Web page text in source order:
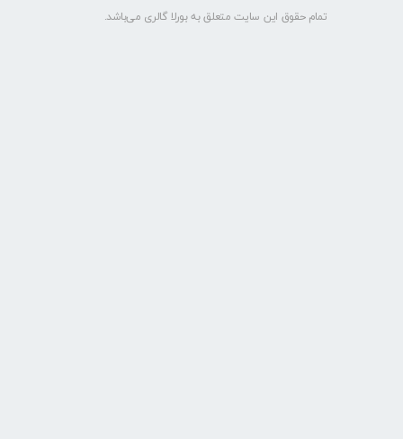
تمام حقوق این سایت متعلق به بورلا گالری می‌باشد.